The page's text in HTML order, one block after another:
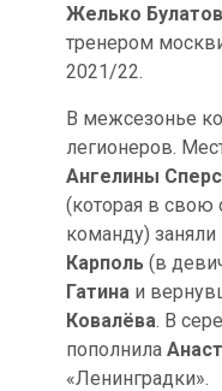
Желько
тренером
2021/22.
В межсезонье
легионеров.
Ангелины
(которая в
команду) заняли
Карполь (в
Гатина и
Ковалёва. В
пополнила
«Ленинградки».